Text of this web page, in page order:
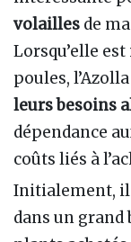
volailles de
Lorsqu’elle
poules,
leurs besoins
dépendance
coûts liés à
Initialement, il
dans un grand